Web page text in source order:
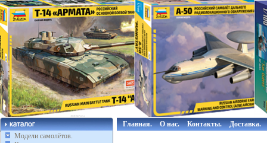
Модели самолётов.
Главная. О нас. Контакты. Доставка.